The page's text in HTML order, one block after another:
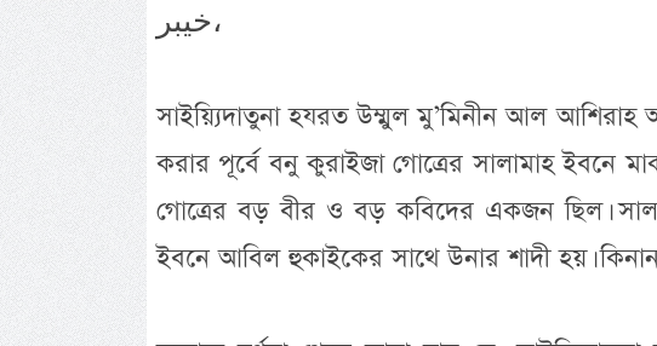
خيبر،
সাইয়্যিদাতুনা হযরত উম্মুল মু’মিনীন আল আশিরাহ
করার পূর্বে বনু কুরাইজা গোত্রের সালামাহ ইবনে
গোত্রের বড় বীর ও বড় কবিদের একজন ছিল।
ইবনে আবিল হুকাইকের সাথে উনার শাদী হয়।